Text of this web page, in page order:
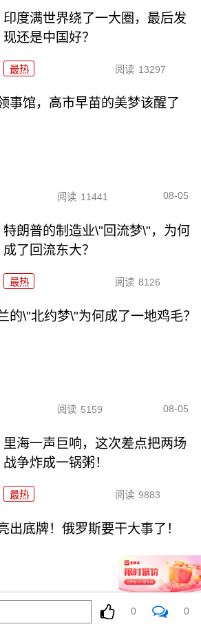
印度满世界绕了一大圈，最后发
现还是中国好？
最热 阅读 13297
事馆，高市早苗的美梦该醒了
阅读 11441 08-05
特朗普的制造业\"回流梦\"，为何
成了回流东大？
最热 阅读 8126
的\"北约梦\"为何成了一地鸡毛？
阅读 5159 08-05
里海一声巨响，这次差点把两场
战争炸成一锅粥！
最热 阅读 9883
出底牌！俄罗斯要干大事了！
阅读 16268 08-04
0 0